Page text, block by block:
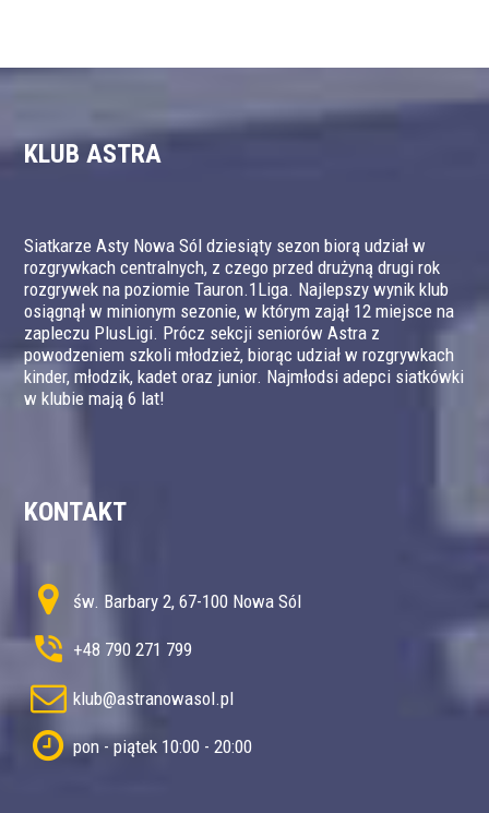
KLUB ASTRA
Siatkarze Asty Nowa Sól dziesiąty sezon biorą udział w
rozgrywkach centralnych, z czego przed drużyną drugi rok
rozgrywek na poziomie Tauron.1Liga. Najlepszy wynik klub
osiągnął w minionym sezonie, w którym zajął 12 miejsce na
zapleczu PlusLigi. Prócz sekcji seniorów Astra z
powodzeniem szkoli młodzież, biorąc udział w rozgrywkach
kinder, młodzik, kadet oraz junior. Najmłodsi adepci siatkówki
w klubie mają 6 lat!
KONTAKT
św. Barbary 2, 67-100 Nowa Sól
+48 790 271 799
klub@astranowasol.pl
pon - piątek 10:00 - 20:00